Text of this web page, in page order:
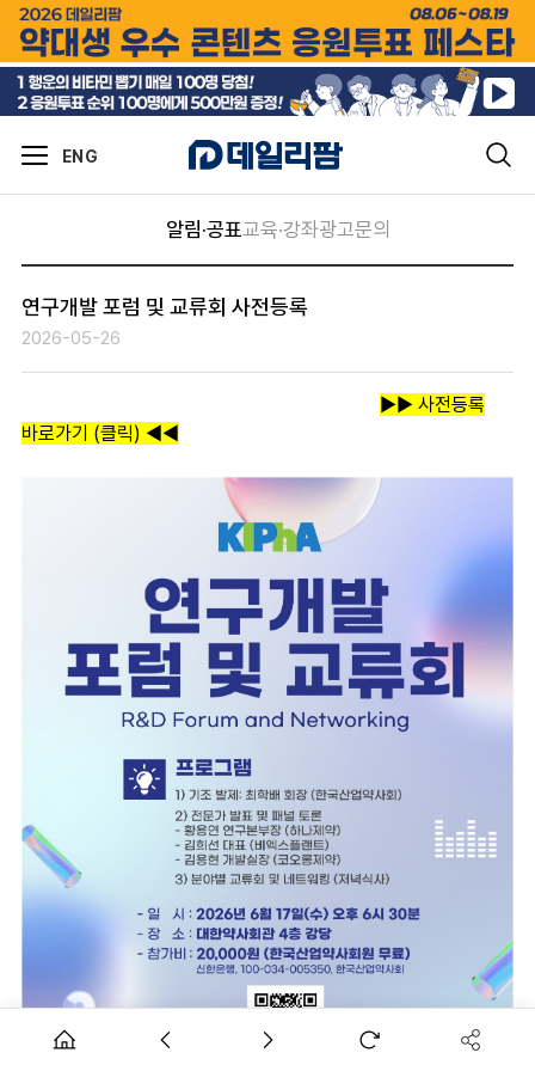
ENG
알림·공표교육·강좌광고문의
연구개발 포럼 및 교류회 사전등록
2026-05-26
▶▶ 사전등록
바로가기 (클릭) ◀◀